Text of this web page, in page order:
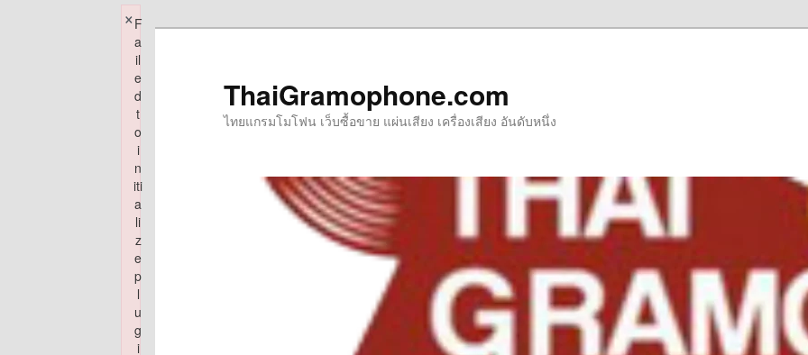
ThaiGramophone.com
ไทยแกรมโมโฟน เว็บซื้อขาย แผ่นเสียง เครื่องเสียง อันดับหนึ่ง
F
a
il
e
d
t
o
i
n
iti
a
li
z
e
p
l
u
g
i
×